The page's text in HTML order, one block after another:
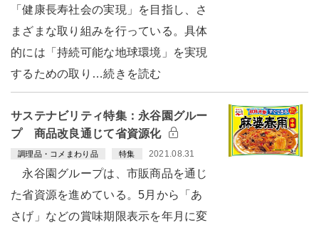
「健康長寿社会の実現」を目指し、さ
まざまな取り組みを行っている。具体
的には「持続可能な地球環境」を実現
するための取り…続きを読む
サステナビリティ特集：永谷園グルー
プ 商品改良通じて省資源化
調理品・コメまわり品 特集 2021.08.31
永谷園グループは、市販商品を通じ
た省資源を進めている。5月から「あ
さげ」などの賞味期限表示を年月に変